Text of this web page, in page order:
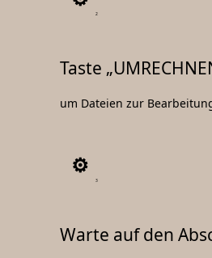
2
Taste
um Dateien zur
3
Warte auf den